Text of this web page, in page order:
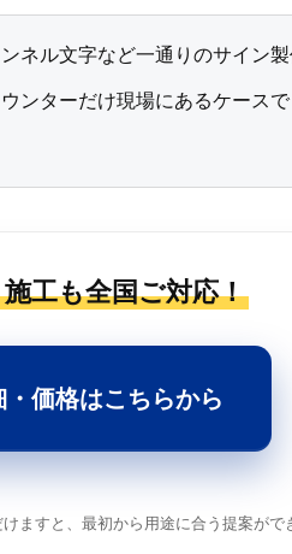
ネル文字など一通りのサイン製
ンターだけ現場にあるケース
工も全国ご対応！
価格はこちらから
ますと、最初から用途に合う提案がで